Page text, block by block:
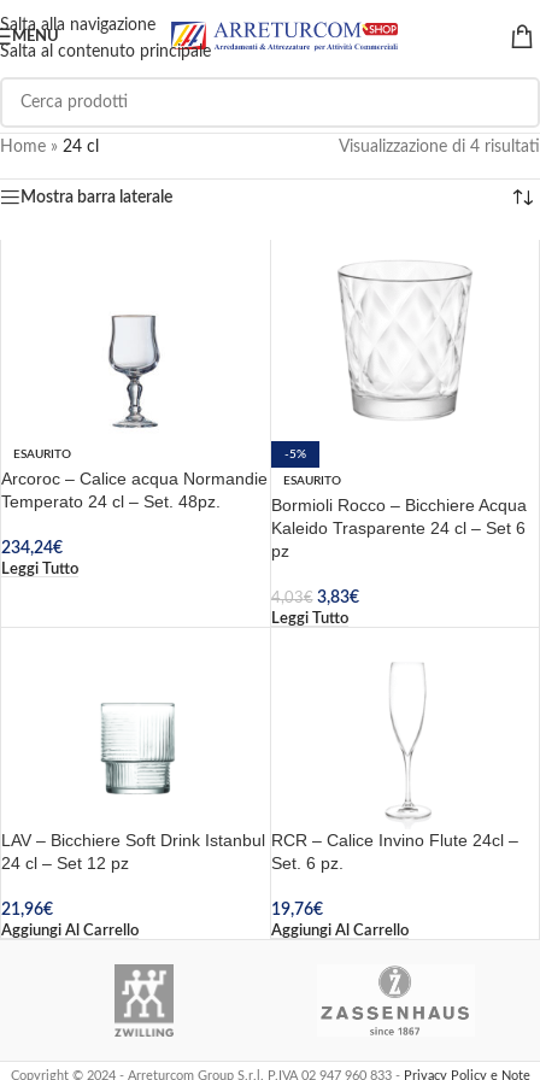
Salta alla navigazione
Salta al contenuto principale
MENU
Home » 24 cl Visualizzazione di 4 risultati
Mostra barra laterale
ESAURITO
Arcoroc – Calice acqua Normandie
Temperato 24 cl – Set. 48pz.
234,24€
Leggi Tutto
-5%
ESAURITO
Bormioli Rocco – Bicchiere Acqua
Kaleido Trasparente 24 cl – Set 6
pz
4,03€ 3,83€
Leggi Tutto
LAV – Bicchiere Soft Drink Istanbul
24 cl – Set 12 pz
21,96€
Aggiungi Al Carrello
RCR – Calice Invino Flute 24cl –
Set. 6 pz.
19,76€
Aggiungi Al Carrello
Copyright © 2024 - Arreturcom Group S.r.l. P.IVA 02 947 960 833 - Privacy Policy e Note